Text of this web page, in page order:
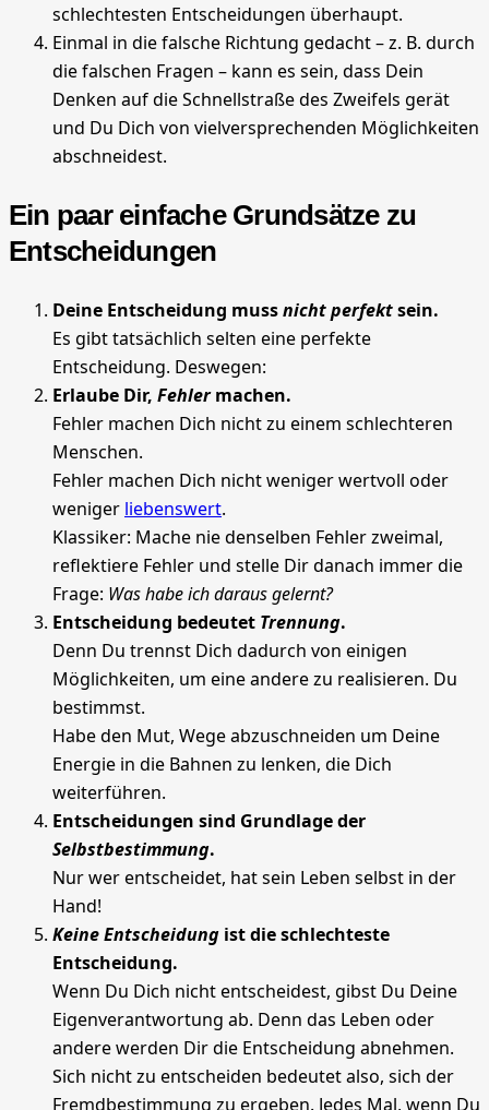
schlechtesten Entscheidungen überhaupt.
Einmal in die falsche Richtung gedacht – z. B. durch
die falschen Fragen – kann es sein, dass Dein
Denken auf die Schnellstraße des Zweifels gerät
und Du Dich von vielversprechenden Möglichkeiten
abschneidest.
Ein paar einfache Grundsätze zu
Entscheidungen
Deine Entscheidung mussnicht perfektsein.
Es gibt tatsächlich selten eine perfekte
Entscheidung. Deswegen:
Erlaube Dir, Fehlermachen.
Fehler machen Dich nicht zu einem schlechteren
Menschen.
Fehler machen Dich nicht weniger wertvoll oder
weniger liebenswert.
Klassiker: Mache nie denselben Fehler zweimal,
reflektiere Fehler und stelle Dir danach immer die
Frage: Was habe ich daraus gelernt?
Entscheidung bedeutet Trennung.
Denn Du trennst Dich dadurch von einigen
Möglichkeiten, um eine andere zu realisieren. Du
bestimmst.
Habe den Mut, Wege abzuschneiden um Deine
Energie in die Bahnen zu lenken, die Dich
weiterführen.
Entscheidungen sind Grundlage der
Selbstbestimmung.
Nur wer entscheidet, hat sein Leben selbst in der
Hand!
Keine Entscheidung ist die schlechteste
Entscheidung.
Wenn Du Dich nicht entscheidest, gibst Du Deine
Eigenverantwortung ab. Denn das Leben oder
andere werden Dir die Entscheidung abnehmen.
Sich nicht zu entscheiden bedeutet also, sich der
Fremdbestimmung zu ergeben. Jedes Mal, wenn Du